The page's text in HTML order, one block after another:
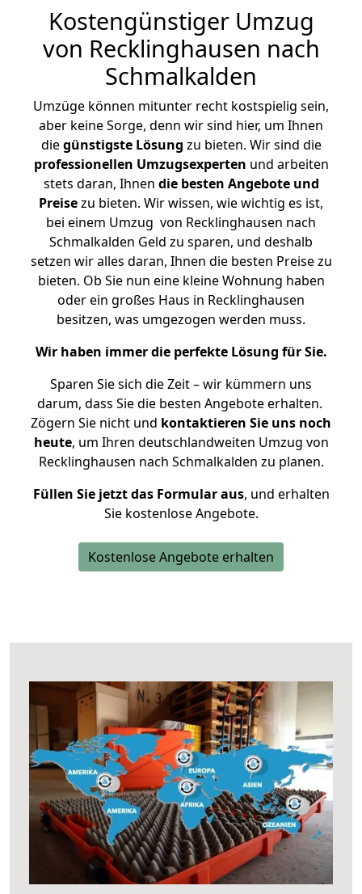
Kostengünstiger Umzug
von Recklinghausen nach
Schmalkalden
Umzüge können mitunter recht kostspielig sein,
aber keine Sorge, denn wir sind hier, um Ihnen
diegünstigste Lösung zu bieten. Wir sind die
professionellen Umzugsexperten und arbeiten
stets daran, Ihnen die besten Angebote und
Preisezu bieten. Wir wissen, wie wichtig es ist,
bei einem Umzug von Recklinghausen nach
Schmalkalden Geld zu sparen, und deshalb
setzen wir alles daran, Ihnen die besten Preise zu
bieten. Ob Sie nun eine kleine Wohnung haben
oder ein großes Haus in Recklinghausen
besitzen, was umgezogen werden muss.
Wir haben immer die perfekte Lösung für Sie.
Sparen Sie sich die Zeit – wir kümmern uns
darum, dass Sie die besten Angebote erhalten.
Zögern Sie nicht und kontaktieren Sie uns noch
heute, um Ihren deutschlandweiten Umzug von
Recklinghausen nach Schmalkalden zu planen.
Füllen Sie jetzt das Formular aus, und erhalten
Sie kostenlose Angebote.
Kostenlose Angebote erhalten